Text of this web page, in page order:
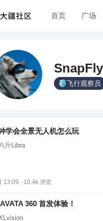
首页 广场
飞行观察员
学会全景无人机怎么玩
斤Libra
13:09 · 10.4k 浏览
360 首发体验！